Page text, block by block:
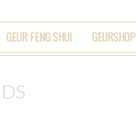
GEUR FENG SHUI GEURSHOP